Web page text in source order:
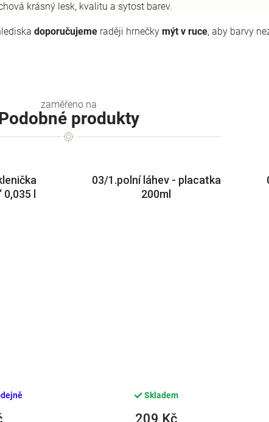
krásný lesk, kvalitu a sytost barev.
doporučujeme raději hrnečky mýt v ruce, aby barvy
produkty
l
03/1.polní láhev - placatka
200ml
Skladem
209 Kč